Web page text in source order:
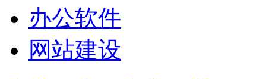
办公软件
网站建设